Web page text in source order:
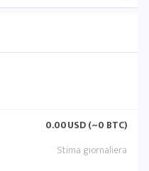
0.00USD (~0 BTC)